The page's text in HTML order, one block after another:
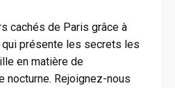
cachés de Paris grâce à
présente les secrets les
en matière de
nocturne. Rejoignez-nous